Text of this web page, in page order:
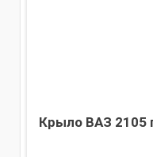
Крыло ВАЗ 2105